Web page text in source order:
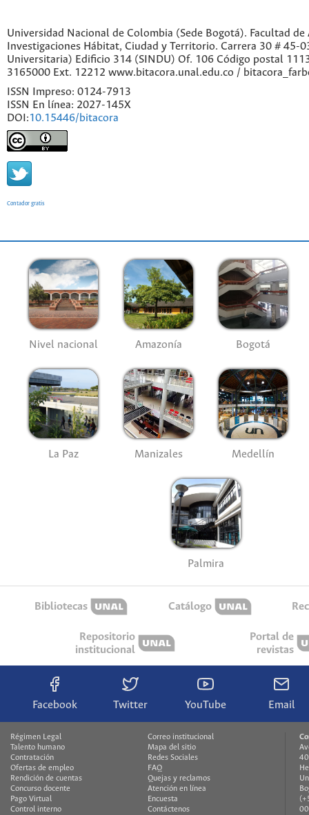
Universidad Nacional de Colombia (Sede Bogotá). Facultad
Investigaciones Hábitat, Ciudad y Territorio. Carrera 30 # 45-
Universitaria) Edificio 314 (SINDU) Of. 106 Código postal
3165000 Ext. 12212 www.bitacora.unal.edu.co /
ISSN Impreso: 0124-7913
ISSN En línea: 2027-145X
DOI:10.15446/bitacora
Contador gratis
Nivel nacional Amazonía Bogotá
La Paz Manizales Medellín
Palmira
Bibliotecas Catálogo
Repositorio
institucional
Portal de
revistas
Facebook Twitter YouTube Email
Régimen Legal
Talento humano
Contratación
Ofertas de empleo
Rendición de cuentas
Concurso docente
Pago Virtual
Control interno
Correo institucional
Mapa del sitio
Redes Sociales
FAQ
Quejas y reclamos
Atención en línea
Encuesta
Contáctenos